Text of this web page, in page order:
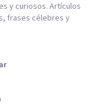
y curiosos. Artículos
frases célebres y